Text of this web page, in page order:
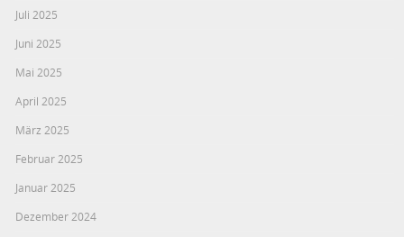
Juli 2025
Juni 2025
Mai 2025
April 2025
März 2025
Februar 2025
Januar 2025
Dezember 2024